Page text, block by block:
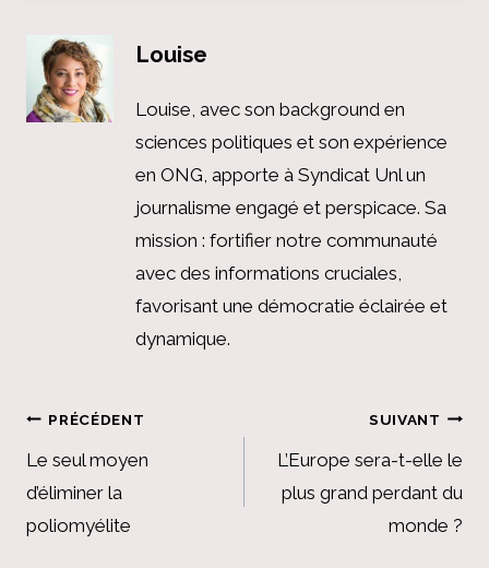
Louise
Louise, avec son background en
sciences politiques et son expérience
en ONG, apporte à Syndicat Unl un
journalisme engagé et perspicace. Sa
mission : fortifier notre communauté
avec des informations cruciales,
favorisant une démocratie éclairée et
dynamique.
Navigation
de
l’article
PRÉCÉDENT
Le seul moyen
d’éliminer la
poliomyélite
SUIVANT
L’Europe sera-t-elle le
plus grand perdant du
monde ?